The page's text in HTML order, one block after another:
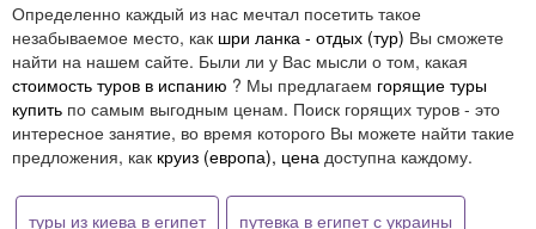
Определенно каждый из нас мечтал посетить такое
незабываемое место, как шри ланка - отдых (тур) Вы сможете
найти на нашем сайте. Были ли у Вас мысли о том, какая
стоимость туров в испанию ? Мы предлагаем горящие туры
купить по самым выгодным ценам. Поиск горящих туров - это
интересное занятие, во время которого Вы можете найти такие
предложения, как круиз (европа), цена доступна каждому.
туры из киева в египет путевка в египет с украины